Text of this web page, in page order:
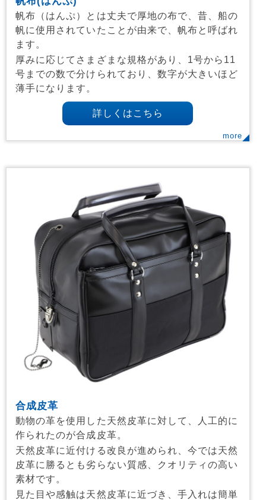
帆布（はんぷ）とは丈夫で厚地の布で、昔、船の
帆に使用されていたことが由来で、帆布と呼ばれ
ます。
厚みに応じてさまざまな規格があり、1号から11
号までの数で分けられており、数字が大きいほど
薄手になります。
詳しくはこちら
more
合成皮革
動物の革を使用した天然皮革に対して、人工的に
作られたのが合成皮革。
天然皮革に近付ける改良が進められ、今では天然
皮革に勝るとも劣らない質感、クオリティの高い
素材です。
見た目や感触は天然皮革に近づき、手入れは簡単